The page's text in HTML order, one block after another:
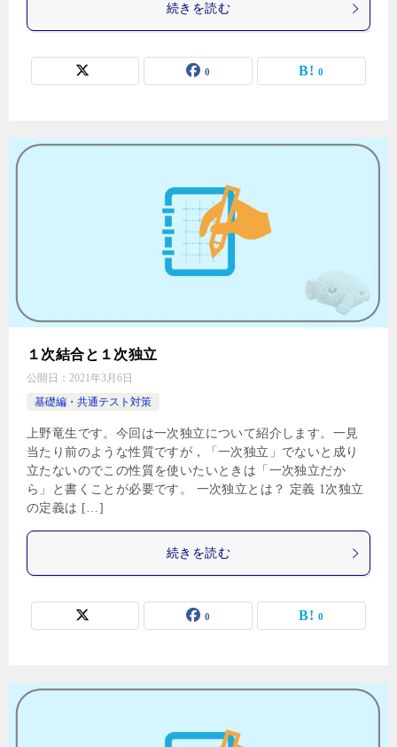
続きを読む
0 0
１次結合と１次独立
公開日： 2021年3月6日
基礎編・共通テスト対策
上野竜生です。今回は一次独立について紹介します。一見
当たり前のような性質ですが，「一次独立」でないと成り
立たないのでこの性質を使いたいときは「一次独立だか
ら」と書くことが必要です。 一次独立とは？ 定義 1次独立
の定義は […]
続きを読む
0 0